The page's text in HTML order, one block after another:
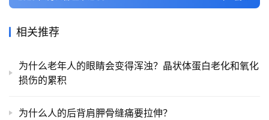
相关推荐
为什么老年人的眼睛会变得浑浊？晶状体蛋白老化和氧化
损伤的累积
为什么人的后背肩胛骨缝痛要拉伸？